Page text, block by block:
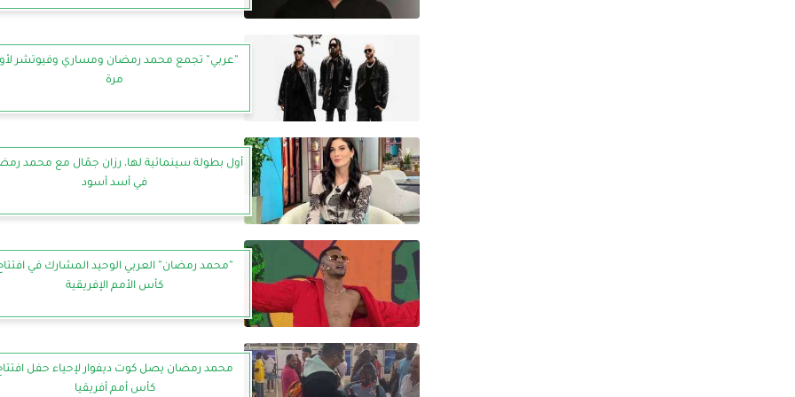
”عربي” تجمع محمد رمضان ومساري وفيوتشر
مرة
أول بطولة سينمائية لها، رزان جمّال مع محمد
في أسد أسود
”محمد رمضان” العربي الوحيد المشارك في
كأس الأمم الإفريقية
محمد رمضان يصل كوت ديفوار لإحياء حفل
كأس أمم أفريقيا